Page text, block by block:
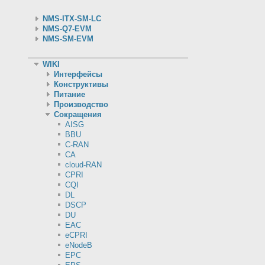
NMS-ITX-SM-LC
NMS-Q7-EVM
NMS-SM-EVM
WIKI
Интерфейсы
Конструктивы
Питание
Производство
Сокращения
AISG
BBU
C-RAN
CA
cloud-RAN
CPRI
CQI
DL
DSCP
DU
EAC
eCPRI
eNodeB
EPC